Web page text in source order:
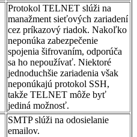
Protokol TELNET slúži na
manažment sieťových zariadení
cez príkazový riadok. Nakoľko
neponúka zabezpečenie
spojenia šifrovaním, odporúča
sa ho nepoužívať. Niektoré
jednoduchšie zariadenia však
neponúkajú protokol SSH,
takže TELNET môže byť
jediná možnosť.
SMTP slúži na odosielanie
emailov.